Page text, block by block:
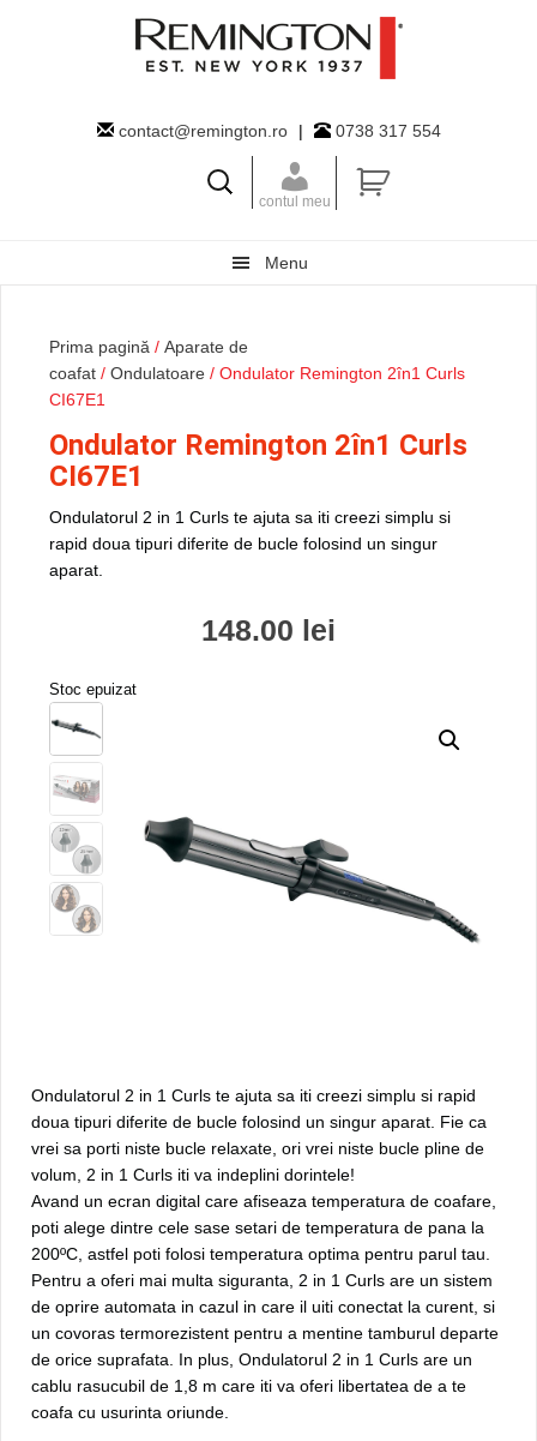
contact@remington.ro
| 0738 317 554
contul meu
Menu
Prima pagină / Aparate de
coafat / Ondulatoare / Ondulator Remington 2în1 Curls
CI67E1
Ondulator Remington 2în1 Curls
CI67E1
Ondulatorul 2 in 1 Curls te ajuta sa iti creezi simplu si
rapid doua tipuri diferite de bucle folosind un singur
aparat.
148.00 lei
Stoc epuizat
Ondulatorul 2 in 1 Curls te ajuta sa iti creezi simplu si rapid
doua tipuri diferite de bucle folosind un singur aparat. Fie ca
vrei sa porti niste bucle relaxate, ori vrei niste bucle pline de
volum, 2 in 1 Curls iti va indeplini dorintele!
Avand un ecran digital care afiseaza temperatura de coafare,
poti alege dintre cele sase setari de temperatura de pana la
200ºC, astfel poti folosi temperatura optima pentru parul tau.
Pentru a oferi mai multa siguranta, 2 in 1 Curls are un sistem
de oprire automata in cazul in care il uiti conectat la curent, si
un covoras termorezistent pentru a mentine tamburul departe
de orice suprafata. In plus, Ondulatorul 2 in 1 Curls are un
cablu rasucubil de 1,8 m care iti va oferi libertatea de a te
coafa cu usurinta oriunde.